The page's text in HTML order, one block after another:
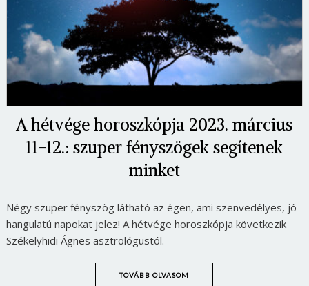
A hétvége horoszkópja 2023. március
11-12.: szuper fényszögek segítenek
minket
Négy szuper fényszög látható az égen, ami szenvedélyes, jó
hangulatú napokat jelez! A hétvége horoszkópja következik
Székelyhidi Ágnes asztrológustól.
TOVÁBB OLVASOM